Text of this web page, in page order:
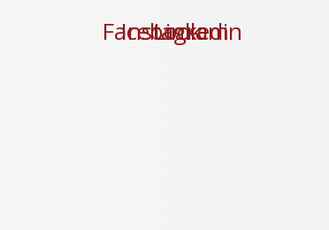
Facebook
Instagram
Linkedin